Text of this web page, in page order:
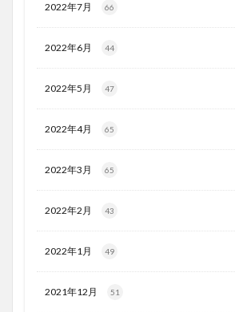
2022年7月 66
2022年6月 44
2022年5月 47
2022年4月 65
2022年3月 65
2022年2月 43
2022年1月 49
2021年12月 51